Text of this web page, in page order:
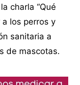
charla “Qué
los perros y
sanitaria a
de mascotas.